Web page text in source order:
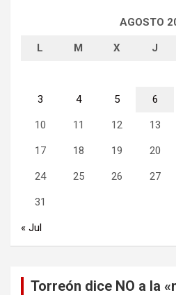
AGOSTO
L M X J
3 4 5 6
10 11 12 13
17 18 19 20
24 25 26 27
31
« Jul
Torreón dice NO a la